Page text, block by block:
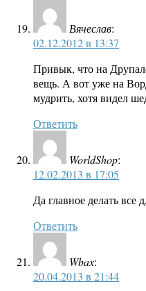
Вячеслав:
02.12.2012 в 13:37
Привык, что на
вещь. А вот уже на
мудрить, хотя видел
Ответить
WorldShop:
12.02.2013 в 17:05
Да главное делать все
Ответить
Wbax:
20.04.2013 в 21:44